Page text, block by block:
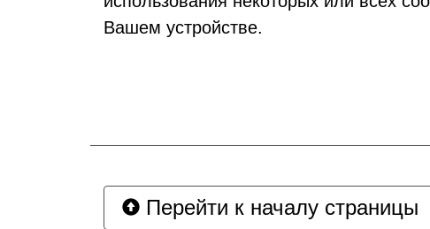
Вашем устройстве.
Перейти к началу страницы